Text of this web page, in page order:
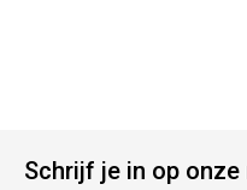
Schrijf je in op